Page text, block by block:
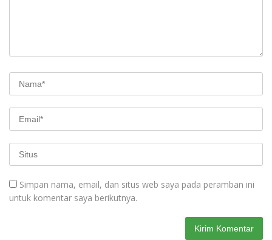
Simpan nama, email, dan situs web saya pada peramban ini
untuk komentar saya berikutnya.